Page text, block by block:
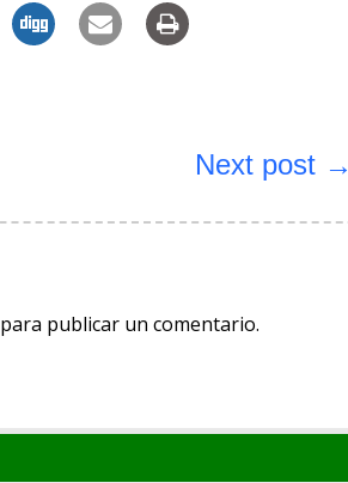
Next post →
para publicar un comentario.